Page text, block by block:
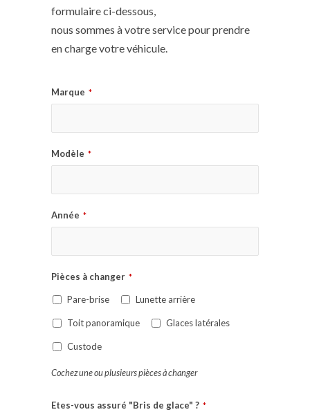
formulaire ci-dessous,
nous sommes à votre service pour prendre
en charge votre véhicule.
Marque *
Modèle *
Année *
Pièces à changer *
Pare-brise Lunette arrière
Toit panoramique Glaces latérales
Custode
Cochez une ou plusieurs pièces à changer
Etes-vous assuré "Bris de glace" ? *